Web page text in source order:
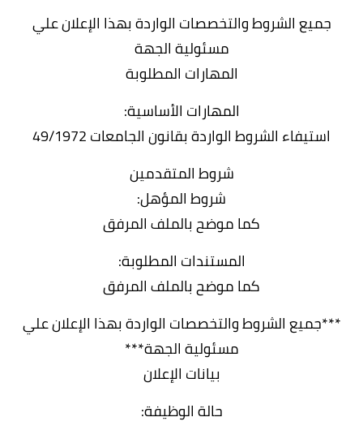
جميع الشروط والتخصصات الواردة بهذا الإعلان علي
مسئولية الجهة
المهارات المطلوبة
المهارات الأساسية:
استيفاء الشروط الواردة بقانون الجامعات 49/1972
شروط المتقدمين
شروط المؤهل:
كما موضح بالملف المرفق
المستندات المطلوبة:
كما موضح بالملف المرفق
***جميع الشروط والتخصصات الواردة بهذا الإعلان علي
مسئولية الجهة***
بيانات الإعلان
حالة الوظيفة: